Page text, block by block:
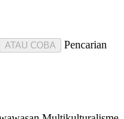
ATAU COBA
Pencarian